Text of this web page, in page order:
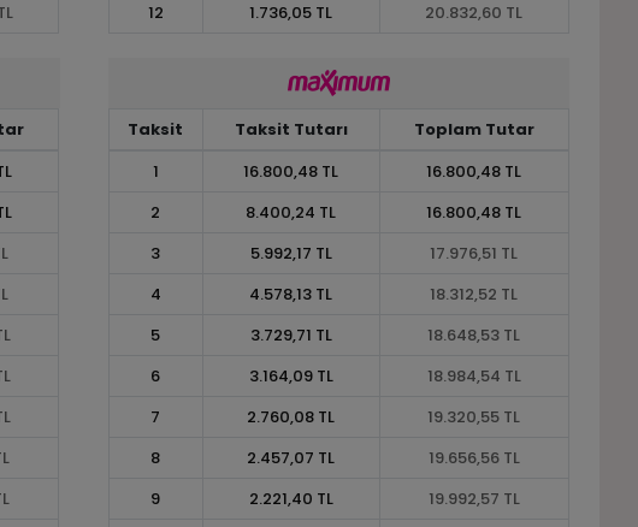
12
1.736,05 TL 20.832,60 TL
Taksit Taksit Tutarı
Toplam Tutar
1
16.800,48 TL
16.800,48 TL
2
8.400,24 TL
16.800,48 TL
3
5.992,17 TL
17.976,51 TL
4
4.578,13 TL
18.312,52 TL
5
3.729,71 TL
18.648,53 TL
6
3.164,09 TL
18.984,54 TL
7
2.760,08 TL
19.320,55 TL
8
2.457,07 TL
19.656,56 TL
9
2.221,40 TL
19.992,57 TL